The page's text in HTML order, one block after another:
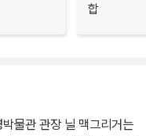
합
물관 관장 닐 맥그리거는